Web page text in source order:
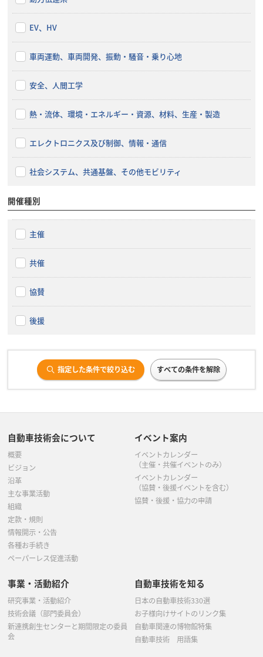
EV、HV
車両運動、車両開発、振動・騒音・乗り心地
安全、人間工学
熱・流体、環境・エネルギー・資源、材料、生産・製造
エレクトロニクス及び制御、情報・通信
社会システム、共通基盤、その他モビリティ
開催種別
主催
共催
協賛
後援
指定した条件で絞り込む すべての条件を解除
自動車技術会について
概要
ビジョン
沿革
主な事業活動
組織
定款・規則
情報開示・公告
各種お手続き
ペーパーレス促進活動
イベント案内
イベントカレンダー
（主催・共催イベントのみ）
イベントカレンダー
（協賛・後援イベントを含む）
協賛・後援・協力の申請
事業・活動紹介
研究事業・活動紹介
技術会議（部門委員会）
新連携創生センターと期間限定の委員
会
自動車技術を知る
日本の自動車技術330選
お子様向けサイトのリンク集
自動車関連の博物館特集
自動車技術 用語集